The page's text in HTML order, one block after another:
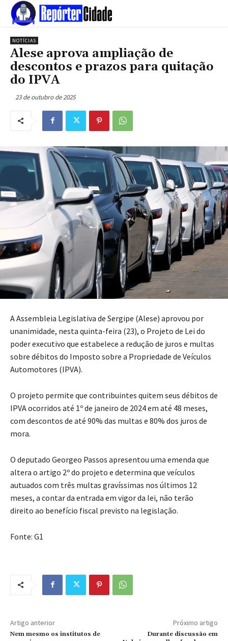
NOTÍCIAS
Alese aprova ampliação de
descontos e prazos para quitação
do IPVA
23 de outubro de 2025
A Assembleia Legislativa de Sergipe (Alese) aprovou por
unanimidade, nesta quinta-feira (23), o Projeto de Lei do
poder executivo que estabelece a redução de juros e multas
sobre débitos do Imposto sobre a Propriedade de Veículos
Automotores (IPVA).
O projeto permite que contribuintes quitem seus débitos de
IPVA ocorridos até 1º de janeiro de 2024 em até 48 meses,
com descontos de até 90% das multas e 80% dos juros de
mora.
O deputado Georgeo Passos apresentou uma emenda que
altera o artigo 2º do projeto e determina que veículos
autuados com três multas gravíssimas nos últimos 12
meses, a contar da entrada em vigor da lei, não terão
direito ao benefício fiscal previsto na legislação.
Fonte: G1
Artigo anterior
Nem mesmo os institutos de
Próximo artigo
Durante discussão em